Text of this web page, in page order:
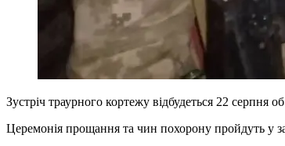
Зустріч траурного кортежу відбудеться 22 серпня
Церемонія прощання та чин похорону пройдуть у